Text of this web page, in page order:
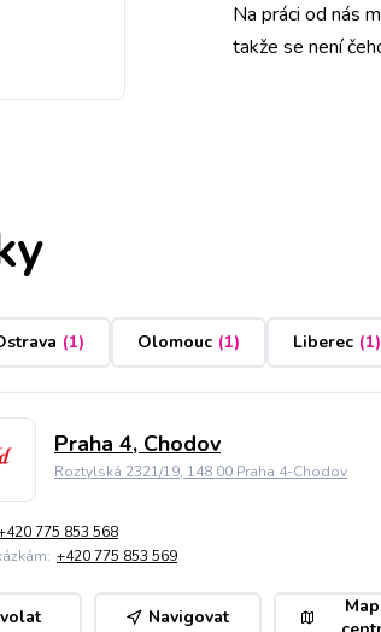
Na práci od nás
takže se není
(1) Olomouc (1) Liberec (1)
Praha 4, Chodov
Roztylská 2321/19, 148 00 Praha 4-Chodov
775 853 568
+420 775 853 569
Navigovat